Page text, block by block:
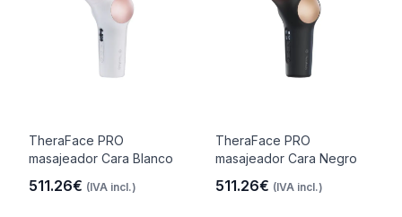
TheraFace PRO
masajeador Cara Blanco
511.26€ (IVA incl.)
TheraFace PRO
masajeador Cara Negro
511.26€ (IVA incl.)